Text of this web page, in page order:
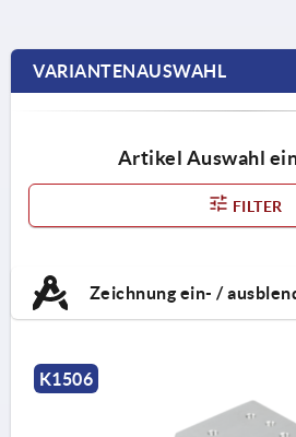
VARIANTENAUSWAHL
Artikel Auswahl
FILTER
Zeichnung ein- /
K1506